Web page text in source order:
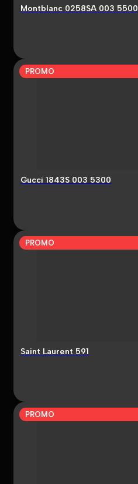
Montblanc 0258SA 003 5500
PROMO
Gucci 1843S 003 5300
PROMO
Saint Laurent 591
PROMO